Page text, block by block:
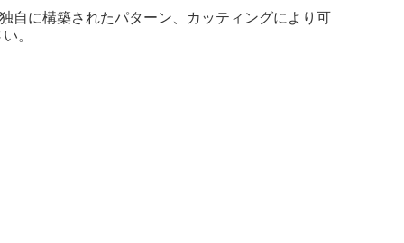
自に構築されたパターン、カッティングにより可
。